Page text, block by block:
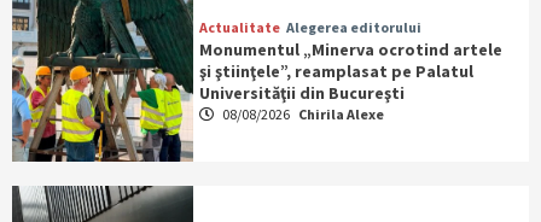
Actualitate Alegerea editorului
Monumentul „Minerva ocrotind artele
şi ştiinţele”, reamplasat pe Palatul
Universităţii din Bucureşti
08/08/2026 Chirila Alexe